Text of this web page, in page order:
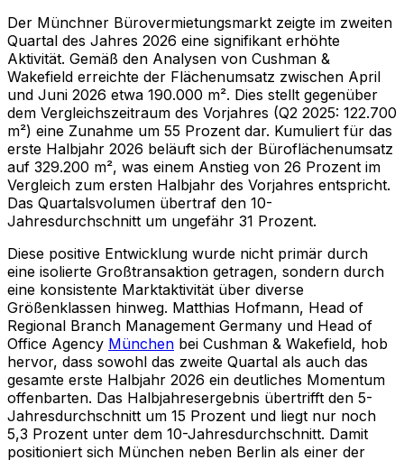
Der Münchner Bürovermietungsmarkt zeigte im zweiten
Quartal des Jahres 2026 eine signifikant erhöhte
Aktivität. Gemäß den Analysen von Cushman &
Wakefield erreichte der Flächenumsatz zwischen April
und Juni 2026 etwa 190.000 m². Dies stellt gegenüber
dem Vergleichszeitraum des Vorjahres (Q2 2025: 122.700
m²) eine Zunahme um 55 Prozent dar. Kumuliert für das
erste Halbjahr 2026 beläuft sich der Büroflächenumsatz
auf 329.200 m², was einem Anstieg von 26 Prozent im
Vergleich zum ersten Halbjahr des Vorjahres entspricht.
Das Quartalsvolumen übertraf den 10-
Jahresdurchschnitt um ungefähr 31 Prozent.
Diese positive Entwicklung wurde nicht primär durch
eine isolierte Großtransaktion getragen, sondern durch
eine konsistente Marktaktivität über diverse
Größenklassen hinweg. Matthias Hofmann, Head of
Regional Branch Management Germany und Head of
Office Agency München bei Cushman & Wakefield, hob
hervor, dass sowohl das zweite Quartal als auch das
gesamte erste Halbjahr 2026 ein deutliches Momentum
offenbarten. Das Halbjahresergebnis übertrifft den 5-
Jahresdurchschnitt um 15 Prozent und liegt nur noch
5,3 Prozent unter dem 10-Jahresdurchschnitt. Damit
positioniert sich München neben Berlin als einer der